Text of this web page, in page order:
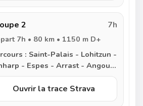
2 7h
7h • 80 km • 1150 m D+
:
- Espes - Arrast - Angous
Saint Blaise - Mauleon -
- Saint-Palais
Ouvrir la trace Strava